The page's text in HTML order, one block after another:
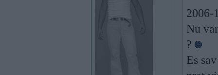
2006-
Nu
?
Es